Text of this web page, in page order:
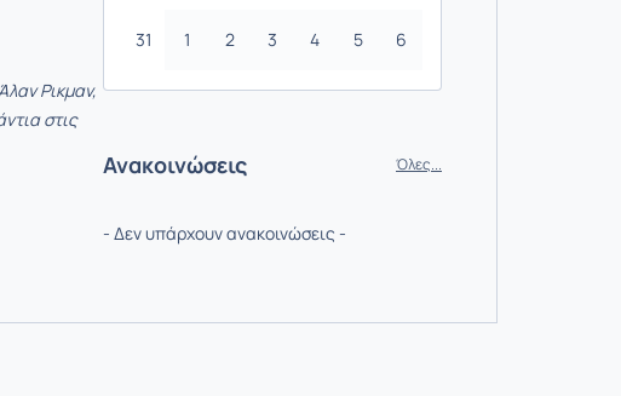
Ρικμαν,
στις
31 1 2 3 4 5 6
Ανακοινώσεις Όλες...
- Δεν υπάρχουν ανακοινώσεις -